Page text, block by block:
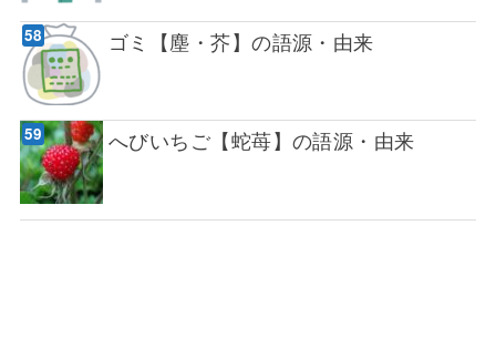
ゴミ【塵・芥】の語源・由来
へびいちご【蛇苺】の語源・由来